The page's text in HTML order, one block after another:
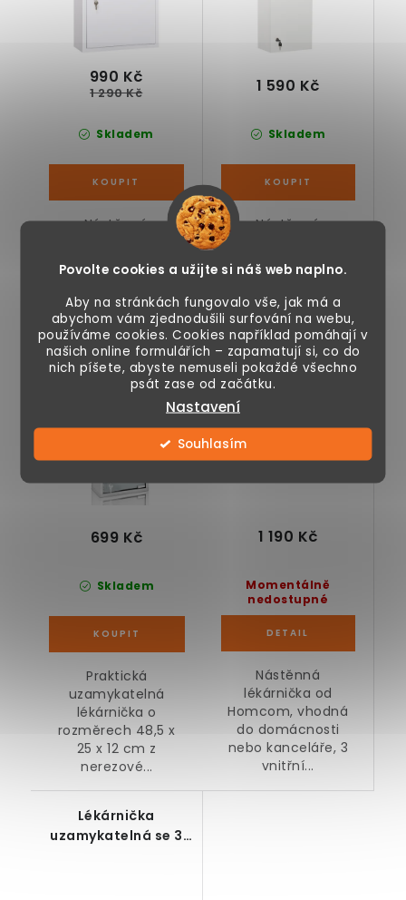
Povolte cookies a užijte si náš web naplno.
Aby na stránkách fungovalo vše, jak má a
abychom vám zjednodušili surfování na webu,
používáme cookies. Cookies například pomáhají v
našich online formulářích – zapamatují si, co do
nich píšete, abyste nemuseli pokaždé všechno
psát zase od začátku.
Nastavení
Souhlasím
Skladem
990 Kč
1 290 Kč
Nástěnná
Kleankin, vhodná do
domácnosti nebo
kanceláře, 2...
Skladem
1 590 Kč
Nástěnná
Kleankin, vhodná do
domácnosti nebo
kanceláře, 4...
Lékárnička
uzamykatelná 48,5 x
25 x 12 cm
Skladem
699 Kč
Praktická
uzamykatelná
lékárnička o
rozměrech 48,5 x
25 x 12 cm z
nerezové...
Lékárnička
uzamykatelná
nerezová, 30 x 12 x 60
Momentálně
nedostupné
1 190 Kč
Nástěnná
lékárnička od
Homcom, vhodná
do domácnosti
nebo kanceláře, 3
vnitřní...
Lékárnička
uzamykatelná se 3